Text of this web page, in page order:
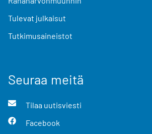
Tulevat julkaisut
Tutkimusaineistot
Seuraa meitä
Tilaa uutisviesti
Facebook